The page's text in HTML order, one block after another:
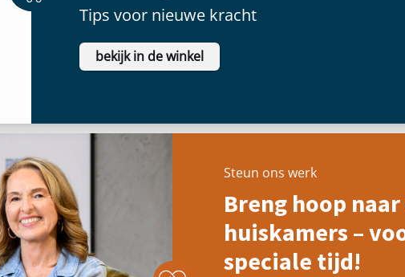
Tips voor nieuwe kracht
bekijk in de winkel
Steun ons werk
Breng hoop naar
huiskamers –
speciale tijd!